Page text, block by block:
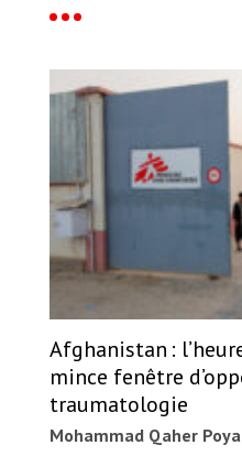
Afghanistan :
mince fenêtre
traumatologie
Mohammad Qaher Poya